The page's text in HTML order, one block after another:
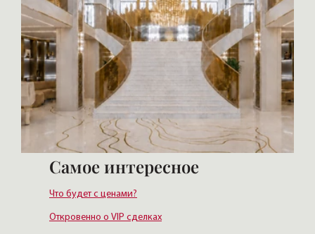
Самое интересное
Что будет с ценами?
Откровенно о VIP сделках